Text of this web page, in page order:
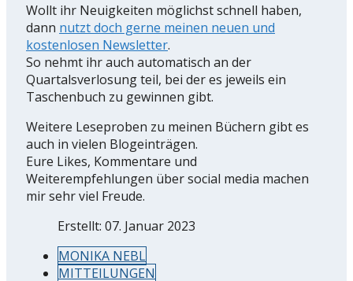
Wollt ihr Neuigkeiten möglichst schnell haben,
dann nutzt doch gerne meinen neuen und
kostenlosen Newsletter.
So nehmt ihr auch automatisch an der
Quartalsverlosung teil, bei der es jeweils ein
Taschenbuch zu gewinnen gibt.
Weitere Leseproben zu meinen Büchern gibt es
auch in vielen Blogeinträgen.
Eure Likes, Kommentare und
Weiterempfehlungen über social media machen
mir sehr viel Freude.
Erstellt: 07. Januar 2023
MONIKA NEBL
MITTEILUNGEN